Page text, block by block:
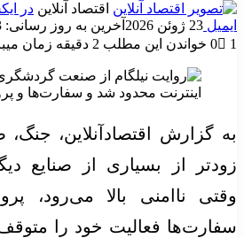
اقتصاد آنلاین در
ایمیل 23 ژوئن 2026
آخرین به روز رسانی: 23 ژوئن 2026
0
1 خواندن این مطلب 2 دقیقه زمان میبرد
به گزارش اقتصادآنلاین،
زودتر از بسیاری از صنایع
وقتی ناامنی بالا می‌رود،
سفارت‌ها فعالیت خود را